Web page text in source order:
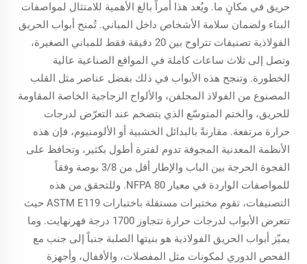
حريق في مكانٍ ما. ويُعد هذا أمراً بالغ الأهمية للامتثال لمواصفات
البناء ولضمان سلامة الأشخاص داخل المباني. تُمنح أبواب الحريق
الفولاذية تصنيفات تتراوح بين 20 دقيقة فقط للمباني الصغيرة،
وتصل إلى ثلاث ساعات كاملة في المواقع الصناعية عالية
الخطورة. وتنجح هذه الأبواب في ذلك بفضل عناصر مثل القلب
المصنوع من الفولاذ المجلفن، والألواح الزجاجية الخاصة المقاومة
للحريق، والختم المتوسّع الذي يتضخم عند التعرّض لدرجات
حرارة مرتفعة. مقارنةً بالبدائل الخشبية أو الألومنيوم، فإن هذه
الأنظمة المعدنية المجوفة تدوم لفترة أطول بكثير، وتحافظ على
الفجوة الحرجة بين الباب والإطار أقل من 3/8 بوصة وفقاً
للمواصفات الواردة في معيار NFPA 80. وللتحقق من هذه
التصنيفات، تقوم مختبرات مستقلة باختبارات ASTM E119 حيث
تتعرض الأبواب لدرجات حرارة تتجاوز 1700 درجة فهرنهايت. وما
يميّز أبواب الحريق الفولاذية هو بنيتها الصلبة جنباً إلى جنب مع
الفحص الدوري لمكونات مثل المفصلات، والأقفال، وأجهزة